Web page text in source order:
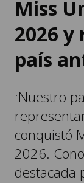
Miss
2026 y
país
¡Nuestro
conquistó
2026.
destacada